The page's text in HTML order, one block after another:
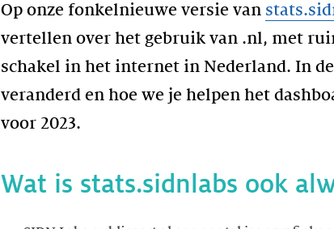
Op onze fonkelnieuwe versie van
vertellen over het gebruik van .nl, met
schakel in het internet in Nederland. In
veranderd en hoe we je helpen het
voor 2023.
Wat is stats.sidnlabs ook